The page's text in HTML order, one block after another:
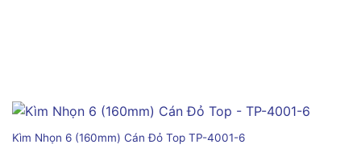
Kìm Nhọn 6 (160mm) Cán Đỏ Top TP-4001-6